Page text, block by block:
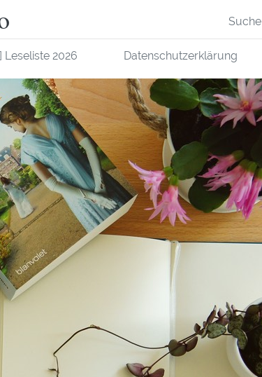
Suche
Leseliste 2026 Datenschutzerklärung